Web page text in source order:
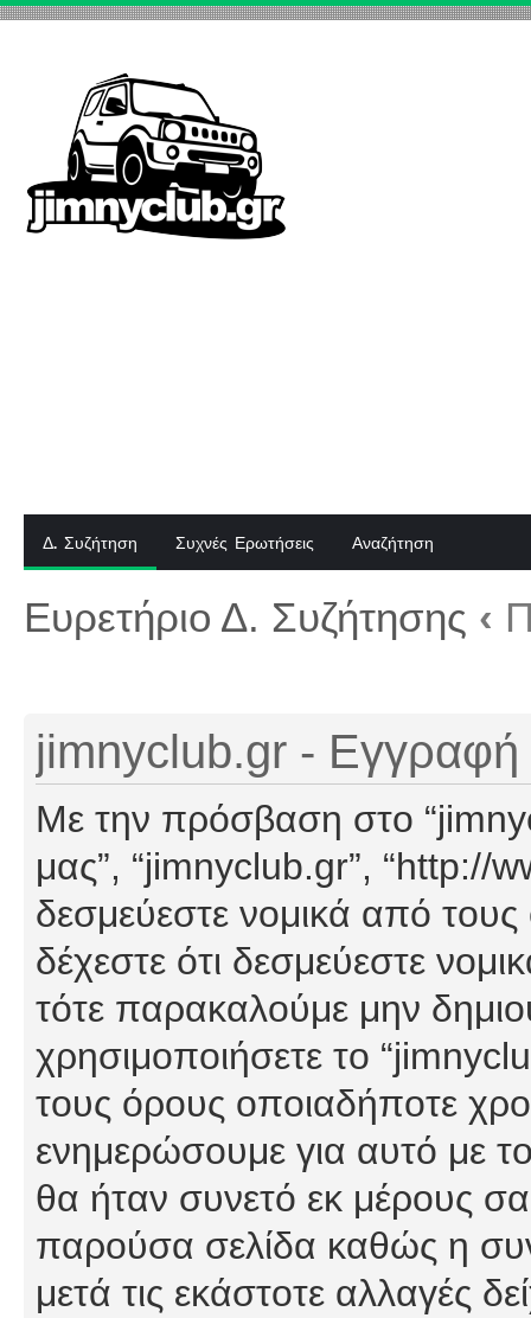
Δ. Συζήτηση Συχνές Ερωτήσεις Αναζήτηση
Ευρετήριο Δ. Συζήτησης ‹
jimnyclub.gr - Εγγραφή
Με την πρόσβαση στο
μας”, “jimnyclub.gr”, “http://
δεσμεύεστε νομικά από
δέχεστε ότι δεσμεύεστε
τότε παρακαλούμε μην
χρησιμοποιήσετε το
τους όρους οποιαδήποτε
ενημερώσουμε για αυτό με
θα ήταν συνετό εκ μέρους
παρούσα σελίδα καθώς η
μετά τις εκάστοτε αλλαγές